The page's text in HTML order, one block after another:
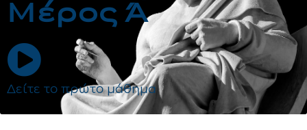
Μέρος Ά
Δείτε το πρώτο μάθημα